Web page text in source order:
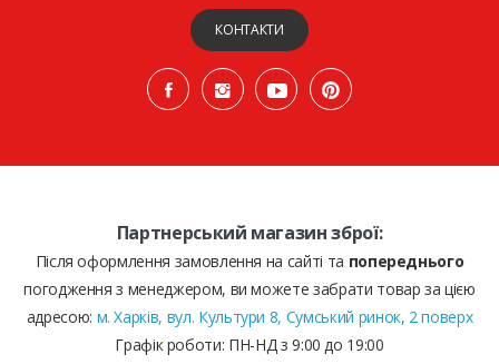
КОНТАКТИ
Партнерський магазин зброї:
Після оформлення замовлення на сайті та попереднього
погодження з менеджером, ви можете забрати товар за цією
адресою: м. Харків, вул. Культури 8, Сумський ринок, 2 поверх
Графік роботи: ПН-НД з 9:00 до 19:00